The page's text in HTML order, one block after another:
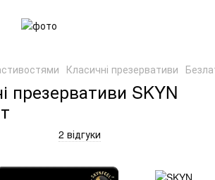
Класичні презервативи
презервативи SKYN
2 відгуки